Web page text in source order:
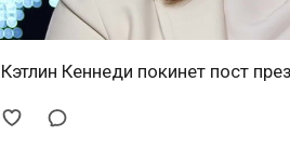
Кэтлин Кеннеди покинет пост